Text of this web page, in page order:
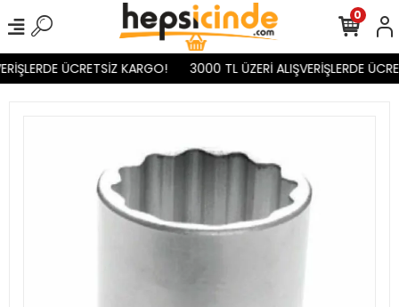
ÜCRETSİZ KARGO! 3000 TL ÜZERİ ALIŞVERİŞLERDE
0